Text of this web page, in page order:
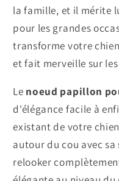
la famille, et il mérite
pour les grandes
transforme votre
et fait merveille sur
Le noeud papillon
d'élégance facile à
existant de votre
autour du cou avec sa
relooker